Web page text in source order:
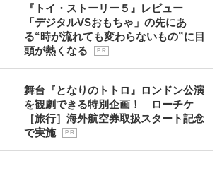
『トイ・ストーリー５』レビュー
「デジタルVSおもちゃ」の先にあ
る“時が流れても変わらないもの”に目
頭が熱くなる
P R
舞台『となりのトトロ』ロンドン公演
を観劇できる特別企画！ ローチケ
［旅行］海外航空券取扱スタート記念
で実施
P R